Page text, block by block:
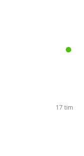
17 tim